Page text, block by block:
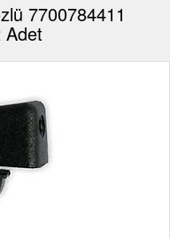
7700784411
Adet